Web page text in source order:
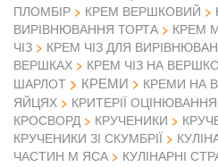
ПЛОМБІР
КРЕМ ВЕРШКОВИЙ
ВИРІВНЮВАННЯ ТОРТА
КРЕМ
ЧІЗ
КРЕМ ЧІЗ ДЛЯ
ВЕРШКАХ
КРЕМ ЧІЗ НА
ШАРЛОТ
КРЕМИ КРЕМИ НА
ЯЙЦЯХ
КРИТЕРІЇ ОЦІНЮВАННЯ
КРОСВОРД
КРУЧЕНИКИ
КРУЧЕНИКИ ЗІ СКУМБРІЇ
ЧАСТИН М ЯСА
КУЛІНАРНІ